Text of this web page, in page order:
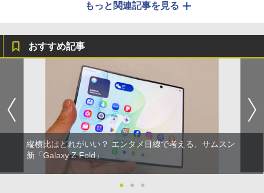
もっと関連記事を見る
おすすめ記事
縦横比はどれがいい？ エンタメ目線で考える、サムスン
新「Galaxy Z Fold」
● ● ●